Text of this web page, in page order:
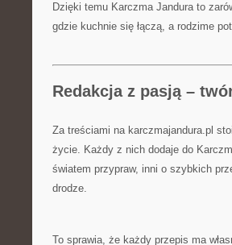
Dzięki temu Karczma Jandura to
gdzie kuchnie się łączą, a rodzime
Redakcja z pasją –
Za treściami na karczmajandura.pl
życie. Każdy z nich dodaje do
światem przypraw, inni o szybkich
drodze.
To sprawia, że każdy przepis ma